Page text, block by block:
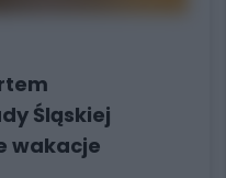
Śląskiej
wakacje